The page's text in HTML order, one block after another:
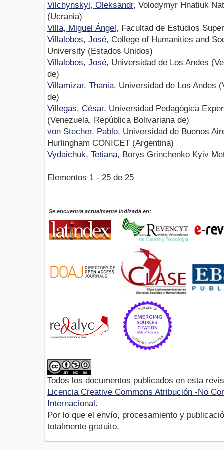
Vilchynskyi, Oleksandr, Volodymyr Hnatiuk
(Ucrania)
Villa, Miguel Ángel , Facultad de Estudios
Villalobos, José, College of Humanities and
University (Estados Unidos)
Villalobos, José, Universidad de Los Andes
de)
Villamizar, Thania, Universidad de Los Andes
de)
Villegas, César, Universidad Pedagógica
(Venezuela, República Bolivariana de)
von Stecher, Pablo, Universidad de Buenos
Hurlingham CONICET (Argentina)
Vydaichuk, Tetiana, Borys Grinchenko Kyiv
Elementos 1 - 25 de 25
Se encuentra actualmente indizada en:
Todos los documentos publicados en esta
Licencia Creative Commons Atribución -No
Internacional.
Por lo que el envío, procesamiento y
totalmente gratuito.